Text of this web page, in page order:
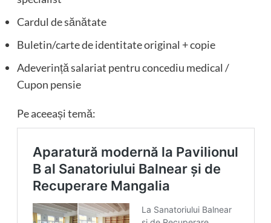
Cardul de sănătate
Buletin/carte de identitate original + copie
Adeverință salariat pentru concediu medical /
Cupon pensie
Pe aceeași temă: